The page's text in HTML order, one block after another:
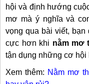
hội và định hướng
mơ mà ý nghĩa và
vọng qua bài viết, bạn
cực hơn khi nằm mơ
tận dụng những cơ hội
Xem thêm: Nằm mơ